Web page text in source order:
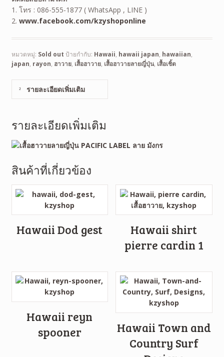
1. โทร : 086-555-1877 ( WhatsApp , LINE )
2. www.facebook.com/kzyshoponline
หมวดหมู่: Sold out ป้ายกำกับ: Hawaii, hawaii japan, hawaiian,
japan, rayon, ฮาวาย, เสื้อฮาวาย, เสื้อฮาวายลายญี่ปุ่น, เสื้อเชิ้ต
รายละเอียดเพิ่มเติม
รายละเอียดเพิ่มเติม
สินค้าที่เกี่ยวข้อง
Hawaii Dod gest
Hawaii shirt
pierre cardin 1
Hawaii reyn
spooner
Hawaii Town and
Country Surf